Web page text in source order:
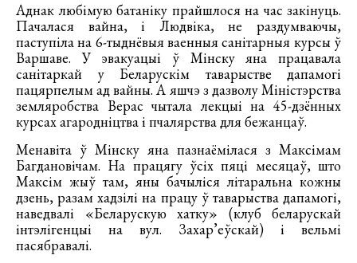
Аднак любімую батаніку прайшлося на час закінуць.
Пачалася вайна, і Людвіка, не раздумваючы,
паступіла на 6-тыднёвыя ваенныя санітарныя курсы ў
Варшаве. У эвакуацыі ў Мінску яна працавала
санітаркай у Беларускім таварыстве дапамогі
пацярпелым ад вайны. А яшчэ з дазволу Міністэрства
земляробства Верас чытала лекцыі на 45-дзённых
курсах агародніцтва і пчалярства для бежанцаў.
Менавіта ў Мінску яна пазнаёмілася з Максімам
Багдановічам. На працягу ўсіх пяці месяцаў, што
Максім жыў там, яны бачыліся літаральна кожны
дзень, разам хадзілі на працу ў таварыства дапамогі,
наведвалі «Беларускую хатку» (клуб беларускай
інтэлігенцыі на вул. Захар’еўскай) і вельмі
пасябравалі.